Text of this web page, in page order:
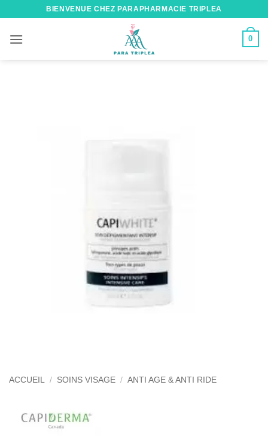
contenu
BIENVENUE CHEZ PARAPHARMACIE TRIPLEA
0
ACCUEIL / SOINS VISAGE / ANTI AGE & ANTI RIDE